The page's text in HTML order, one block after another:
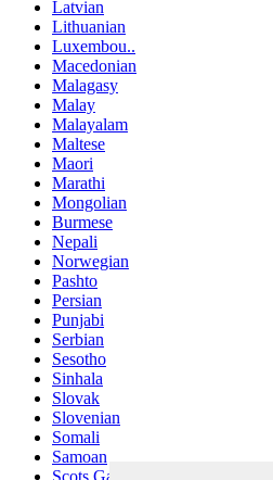
Latvian
Lithuanian
Luxembou..
Macedonian
Malagasy
Malay
Malayalam
Maltese
Maori
Marathi
Mongolian
Burmese
Nepali
Norwegian
Pashto
Persian
Punjabi
Serbian
Sesotho
Sinhala
Slovak
Slovenian
Somali
Samoan
Scots Gaelic